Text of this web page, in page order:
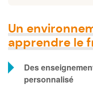
Un
apprendre le
Des
personnalisé